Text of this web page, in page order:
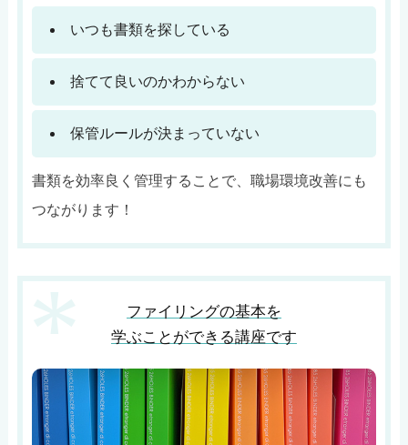
いつも書類を探している
捨てて良いのかわからない
保管ルールが決まっていない
書類を効率良く管理することで、職場環境改善にも
つながります！
ファイリングの基本を
学ぶことができる講座です